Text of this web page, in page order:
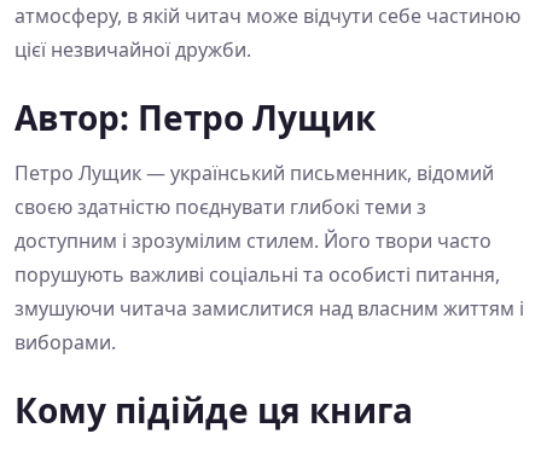
атмосферу, в якій читач може відчути себе частиною
цієї незвичайної дружби.
Автор: Петро Лущик
Петро Лущик — український письменник, відомий
своєю здатністю поєднувати глибокі теми з
доступним і зрозумілим стилем. Його твори часто
порушують важливі соціальні та особисті питання,
змушуючи читача замислитися над власним життям і
виборами.
Кому підійде ця книга